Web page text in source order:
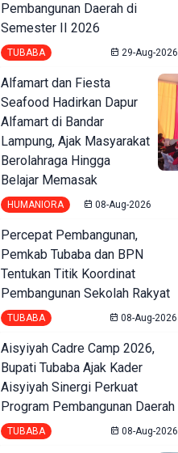
Pembangunan Daerah di
Semester II 2026
TUBABA 29-Aug-2026
Alfamart dan Fiesta
Seafood Hadirkan Dapur
Alfamart di Bandar
Lampung, Ajak Masyarakat
Berolahraga Hingga
Belajar Memasak
HUMANIORA 08-Aug-2026
Percepat Pembangunan,
Pemkab Tubaba dan BPN
Tentukan Titik Koordinat
Pembangunan Sekolah Rakyat
TUBABA 08-Aug-2026
Aisyiyah Cadre Camp 2026,
Bupati Tubaba Ajak Kader
Aisyiyah Sinergi Perkuat
Program Pembangunan Daerah
TUBABA 08-Aug-2026